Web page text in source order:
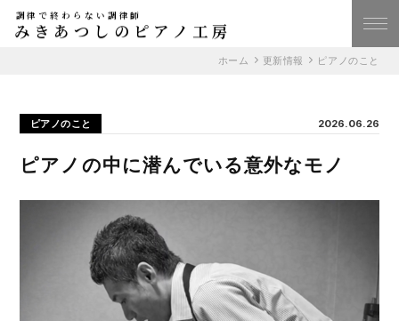
調律で終わらない調律師
みきあつしのピアノ工房
ホーム 更新情報 ピアノのこと
ピアノのこと 2026.06.26
ピアノの中に潜んでいる意外なモノ